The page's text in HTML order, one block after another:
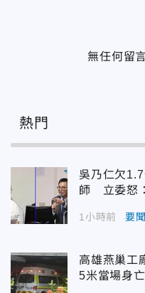
無任何留
熱門
吳乃仁欠
師 立委怒
1小時前 要聞
高雄燕巢工
5米當場身亡